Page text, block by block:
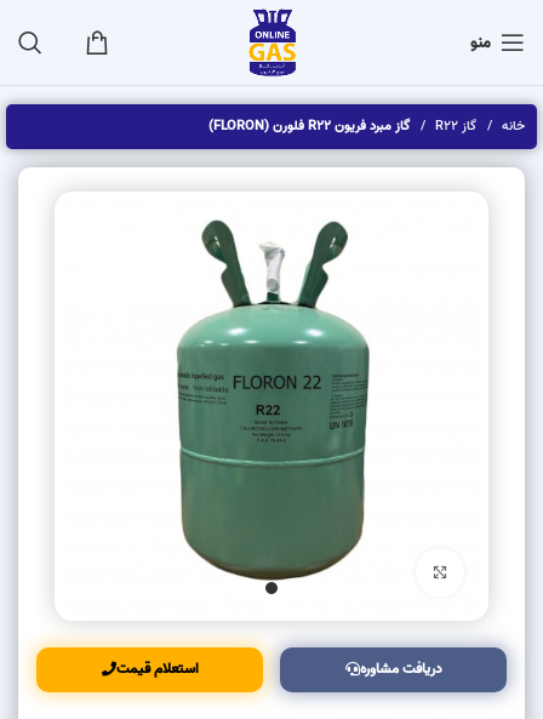
منو
خانه گاز R22 گاز مبرد فریون R22 فلورن (FLORON)
بزرگنمایی تصویر
دریافت مشاوره استعلام قیمت